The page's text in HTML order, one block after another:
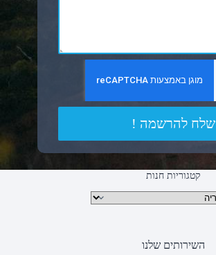
שלח להרשמה !
קטגוריות חנות
קטגוריות מוצרים
השירותים שלנו